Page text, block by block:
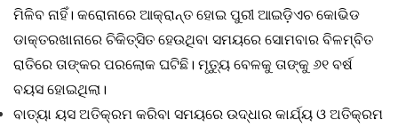
ମିଳିବ ନାହିଁ। କରୋନାରେ ଆକ୍ରାନ୍ତ ହୋଇ ପୁରୀ ଆଇଡ଼ିଏଚ କୋଭିଡ
ଡାକ୍ତରଖାନାରେ ଚିକିତ୍ସିତ ହେଉଥିବା ସମୟରେ ସୋମବାର ବିଳମ୍ବିତ
ରାତିରେ ତାଙ୍କର ପରଲୋକ ଘଟିଛି। ମୃତ୍ୟୁ ବେଳକୁ ତାଙ୍କୁ ୬୧ ବର୍ଷ
ବୟସ ହୋଇଥିଲା।
ବାତ୍ୟା ୟସ ଅତିକ୍ରମ କରିବା ସମୟରେ ଉଦ୍ଧାର କାର୍ଯ୍ୟ ଓ ଅତିକ୍ରମ